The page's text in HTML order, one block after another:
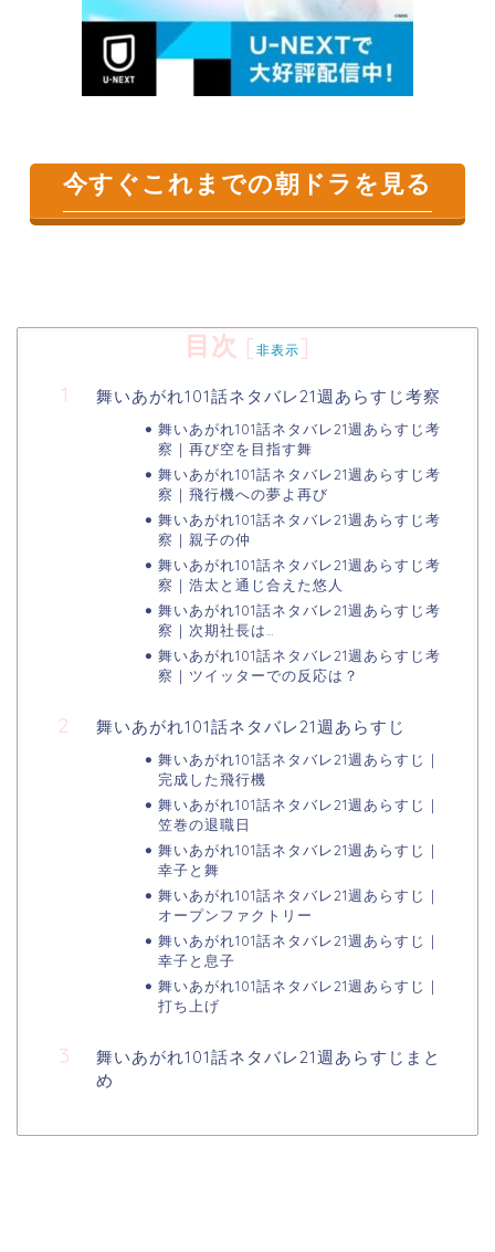
今すぐこれまでの朝ドラを見る
目次 [ 非表示]
舞いあがれ101話ネタバレ21週あらすじ考察
舞いあがれ101話ネタバレ21週あらすじ考
察｜再び空を目指す舞
舞いあがれ101話ネタバレ21週あらすじ考
察｜飛行機への夢よ再び
舞いあがれ101話ネタバレ21週あらすじ考
察｜親子の仲
舞いあがれ101話ネタバレ21週あらすじ考
察｜浩太と通じ合えた悠人
舞いあがれ101話ネタバレ21週あらすじ考
察｜次期社長は…
舞いあがれ101話ネタバレ21週あらすじ考
察｜ツイッターでの反応は？
舞いあがれ101話ネタバレ21週あらすじ
舞いあがれ101話ネタバレ21週あらすじ｜
完成した飛行機
舞いあがれ101話ネタバレ21週あらすじ｜
笠巻の退職日
舞いあがれ101話ネタバレ21週あらすじ｜
幸子と舞
舞いあがれ101話ネタバレ21週あらすじ｜
オープンファクトリー
舞いあがれ101話ネタバレ21週あらすじ｜
幸子と息子
舞いあがれ101話ネタバレ21週あらすじ｜
打ち上げ
舞いあがれ101話ネタバレ21週あらすじまと
め